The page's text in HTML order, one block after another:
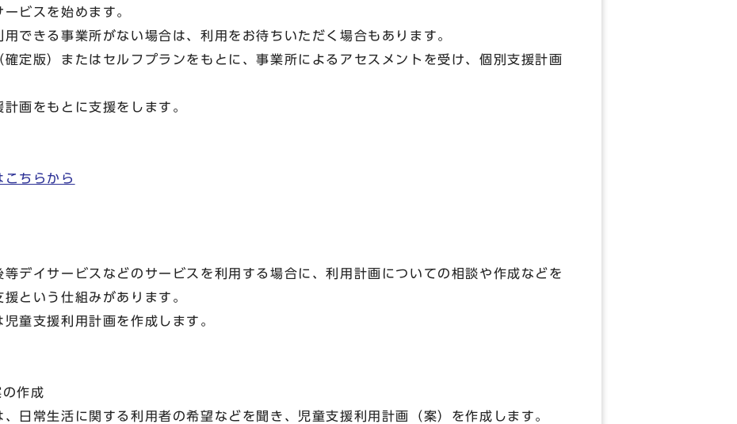
ビスを始めます。
できる事業所がない場合は、利用をお待ちいただく場合もあります。
定版）またはセルフプランをもとに、事業所によるアセスメントを受け、個別支援計画
画をもとに支援をします。
こちらから
デイサービスなどのサービスを利用する場合に、利用計画についての相談や作成などを
という仕組みがあります。
童支援利用計画を作成します。
作成
日常生活に関する利用者の希望などを聞き、児童支援利用計画（案）を作成します。